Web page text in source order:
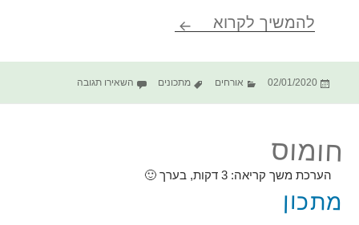
להמשיך לקרוא סטייק מחבת
פורסם
02/01/2020 קטגוריות
אורחים תגיות
מתכונים השאירו תגובה
חומוס
הערכת משך קריאה: 3 דקות, בערך 🙂
מתכון